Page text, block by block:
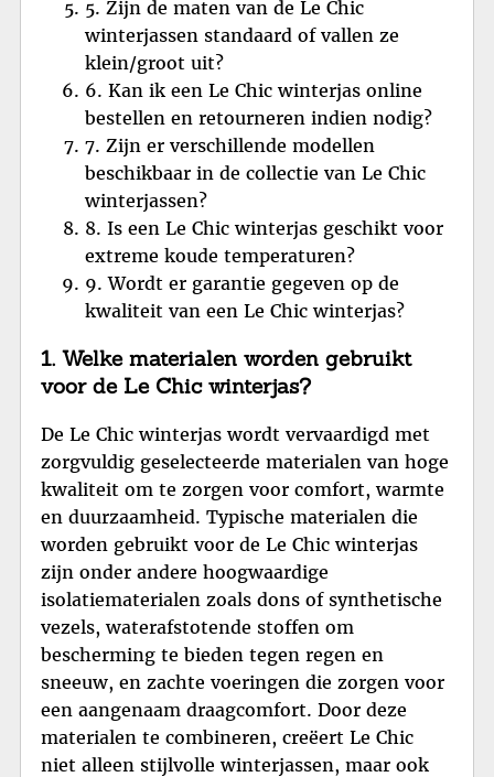
5. Zijn de maten van de Le Chic
winterjassen standaard of vallen ze
klein/groot uit?
6. Kan ik een Le Chic winterjas online
bestellen en retourneren indien nodig?
7. Zijn er verschillende modellen
beschikbaar in de collectie van Le Chic
winterjassen?
8. Is een Le Chic winterjas geschikt voor
extreme koude temperaturen?
9. Wordt er garantie gegeven op de
kwaliteit van een Le Chic winterjas?
1. Welke materialen worden gebruikt
voor de Le Chic winterjas?
De Le Chic winterjas wordt vervaardigd met
zorgvuldig geselecteerde materialen van hoge
kwaliteit om te zorgen voor comfort, warmte
en duurzaamheid. Typische materialen die
worden gebruikt voor de Le Chic winterjas
zijn onder andere hoogwaardige
isolatiematerialen zoals dons of synthetische
vezels, waterafstotende stoffen om
bescherming te bieden tegen regen en
sneeuw, en zachte voeringen die zorgen voor
een aangenaam draagcomfort. Door deze
materialen te combineren, creëert Le Chic
niet alleen stijlvolle winterjassen, maar ook